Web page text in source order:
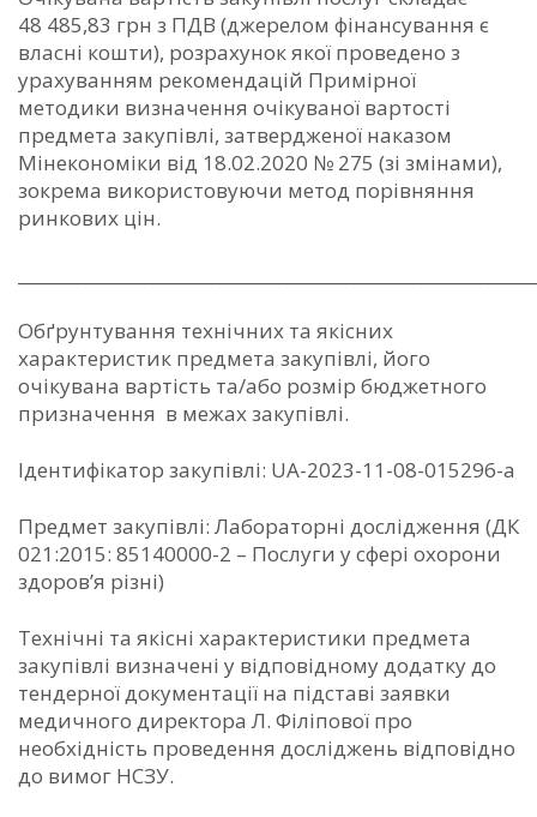
48 485,83 грн з ПДВ (джерелом фінансування є
власні кошти), розрахунок якої проведено з
урахуванням рекомендацій Примірної
методики визначення очікуваної вартості
предмета закупівлі, затвердженої наказом
Мінекономіки від 18.02.2020 № 275 (зі змінами),
зокрема використовуючи метод порівняння
ринкових цін.
Обґрунтування технічних та якісних
характеристик предмета закупівлі, його
очікувана вартість та/або розмір бюджетного
призначення в межах закупівлі.
Ідентифікатор закупівлі: UA-2023-11-08-015296-a
Предмет закупівлі: Лабораторні дослідження (ДК
021:2015: 85140000-2 – Послуги у сфері охорони
здоров’я різні)
Технічні та якісні характеристики предмета
закупівлі визначені у відповідному додатку до
тендерної документації на підставі заявки
медичного директора Л. Філіпової про
необхідність проведення досліджень відповідно
до вимог НСЗУ.